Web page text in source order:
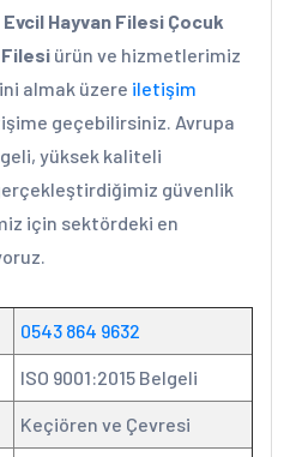
Evcil Hayvan Filesi Çocuk
ürün ve hizmetlerimiz
almak üzere iletişim
geçebilirsiniz. Avrupa
yüksek kaliteli
güvenlik
için sektördeki en
0543 864 9632
ISO 9001:2015 Belgeli
Keçiören ve Çevresi